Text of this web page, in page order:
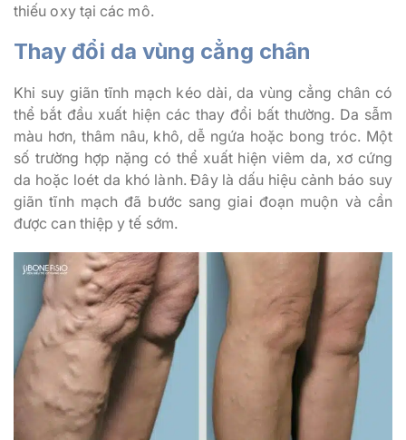
thiếu oxy tại các mô.
Thay đổi da vùng cẳng chân
Khi suy giãn tĩnh mạch kéo dài, da vùng cẳng chân có
thể bắt đầu xuất hiện các thay đổi bất thường. Da sẫm
màu hơn, thâm nâu, khô, dễ ngứa hoặc bong tróc. Một
số trường hợp nặng có thể xuất hiện viêm da, xơ cứng
da hoặc loét da khó lành. Đây là dấu hiệu cảnh báo suy
giãn tĩnh mạch đã bước sang giai đoạn muộn và cần
được can thiệp y tế sớm.